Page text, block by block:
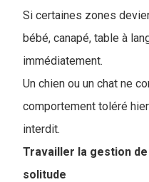
Si certaines zones
bébé, canapé, table à
immédiatement.
Un chien ou un chat ne
comportement toléré
interdit.
Travailler la gestion
solitude